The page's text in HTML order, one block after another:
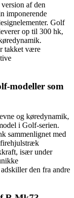
af den
imponerende
Golf
op til 300 hk,
takket være
modeller som
og køredynamik,
i Golf-serien.
sammenlignet med
især under
den fra andre